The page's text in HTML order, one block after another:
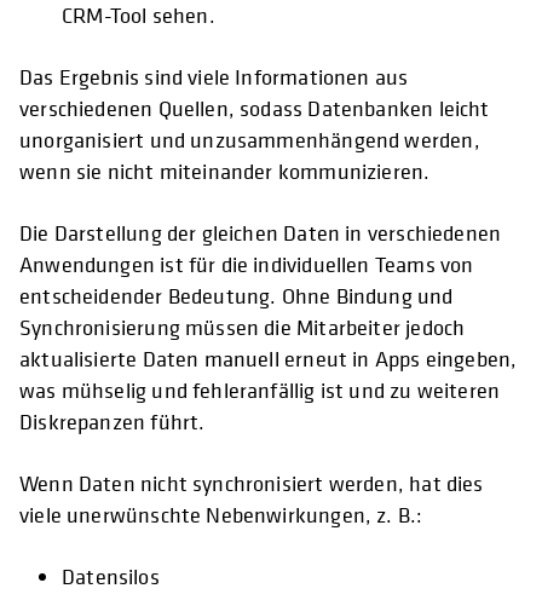
CRM-Tool sehen.
Das Ergebnis sind viele Informationen aus
verschiedenen Quellen, sodass Datenbanken leicht
unorganisiert und unzusammenhängend werden,
wenn sie nicht miteinander kommunizieren.
Die Darstellung der gleichen Daten in verschiedenen
Anwendungen ist für die individuellen Teams von
entscheidender Bedeutung. Ohne Bindung und
Synchronisierung müssen die Mitarbeiter jedoch
aktualisierte Daten manuell erneut in Apps eingeben,
was mühselig und fehleranfällig ist und zu weiteren
Diskrepanzen führt.
Wenn Daten nicht synchronisiert werden, hat dies
viele unerwünschte Nebenwirkungen, z. B.:
Datensilos